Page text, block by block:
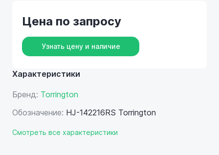
Характеристики
Бренд: Torrington
Обозначение: HJ-142216RS Torrington
Смотреть все характеристики
Цена по запросу
Узнать цену и наличие